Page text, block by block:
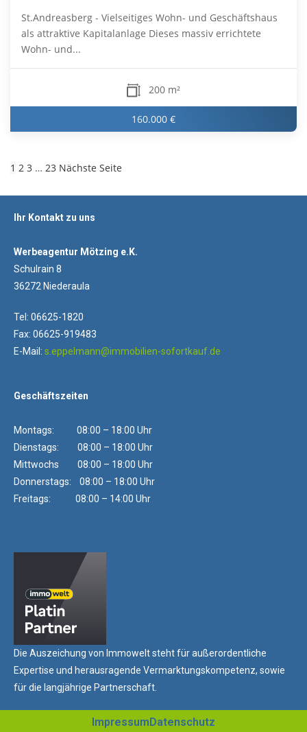
St.Andreasberg - Vielseitiges Wohn- und Geschäftshaus
als attraktive Kapitalanlage Dieses massiv errichtete
Wohn- und...
200 m²
160.000 €
1 2 3 … 23 Nächste Seite
Ihr Kontakt zu uns
Werbeagentur Mötzing e.K.
Schulrain 8
36272 Niederaula
Tel: 06625-1820
Fax: 06625-919483
E-Mail: s.eppelmann@immobilien-sofortkauf.de
Geschäftszeiten
Montags: 08:00 – 18:00 Uhr
Dienstags: 08:00 – 18:00 Uhr
Mittwochs 08:00 – 18:00 Uhr
Donnerstags: 08:00 – 18:00 Uhr
Freitags: 08:00 – 14:00 Uhr
Die Auszeichung von Immowelt steht für außerordentliche
Expertise und herausragende Vermarktungskompetenz, sowie
für die langjährige Partnerschaft.
Impressum Datenschutz